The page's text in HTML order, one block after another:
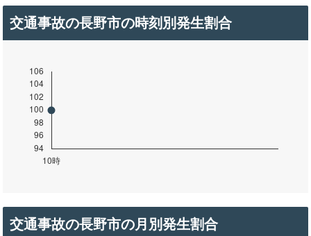
交通事故の長野市の時刻別発生割合
交通事故の長野市の月別発生割合